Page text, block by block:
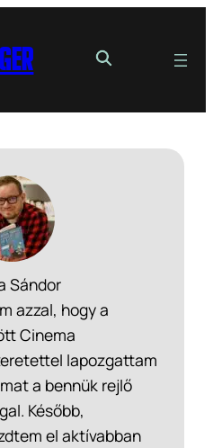
Sándor
azzal, hogy a
Cinema
lapozgattam
a bennük rejlő
Később,
el aktívabban